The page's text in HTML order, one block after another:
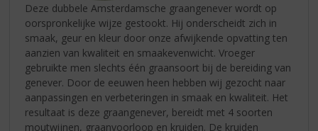
Deze dubbele Amsterdamsche graangenever wordt op
oorspronkelijke wijze gestookt. Hij onderscheidt zich in
smaak, geur en kleur door onze afwijkende opvatting ten
aanzien van kwaliteit en smaakevenwicht. Vroeger
gebruikte men slechts één graansoort bij de bereiding van
genever. Door de eeuwen heen hebben wij gezocht naar
aanpassingen en verbeteringen in smaak en kwaliteit. Het
resultaat is deze graangenever, bereidt met 4 soorten
moutwijnen, graanvoorloop en kruiden. De kruiden